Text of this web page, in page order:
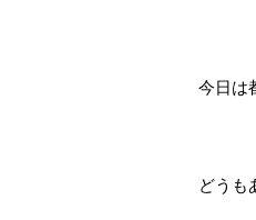
今日は
どうも